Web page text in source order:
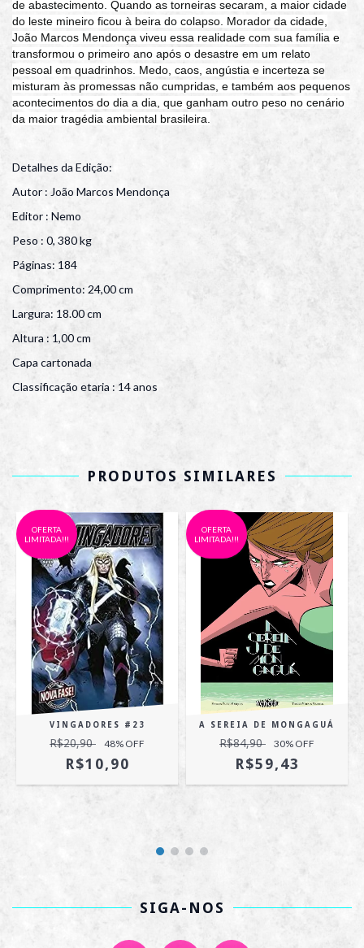
de abastecimento. Quando as torneiras secaram, a maior cidade
do leste mineiro ficou à beira do colapso. Morador da cidade,
João Marcos Mendonça viveu essa realidade com sua família e
transformou o primeiro ano após o desastre em um relato
pessoal em quadrinhos. Medo, caos, angústia e incerteza se
misturam às promessas não cumpridas, e também aos pequenos
acontecimentos do dia a dia, que ganham outro peso no cenário
da maior tragédia ambiental brasileira.
Detalhes da Edição:
Autor : João Marcos Mendonça
Editor : Nemo
Peso : 0, 380 kg
Páginas: 184
Comprimento: 24,00 cm
Largura: 18.00 cm
Altura : 1,00 cm
Capa cartonada
Classificação etaria : 14 anos
PRODUTOS SIMILARES
OFERTA
LIMITADA!!!
VINGADORES #23
R$20,90 48% OFF
R$10,90
OFERTA
LIMITADA!!!
A SEREIA DE MONGAGUÁ
R$84,90 30% OFF
R$59,43
SIGA-NOS